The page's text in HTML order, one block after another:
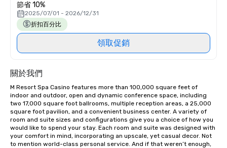
節省 10%
2025/07/01 - 2026/12/31
折扣百分比
領取促銷
關於我們
M Resort Spa Casino features more than 100,000 square feet of
indoor and outdoor, open and dynamic conference space, including
two 17,000 square foot ballrooms, multiple reception areas, a 25,000
square foot pavilion, and a convenient business center. A variety of
room and suite sizes and configurations give you a choice of how you
would like to spend your stay. Each room and suite was designed with
your comfort in mind, incorporating an upscale, yet casual decor. Not
to mention world-class personal service. And if that weren’t enough,